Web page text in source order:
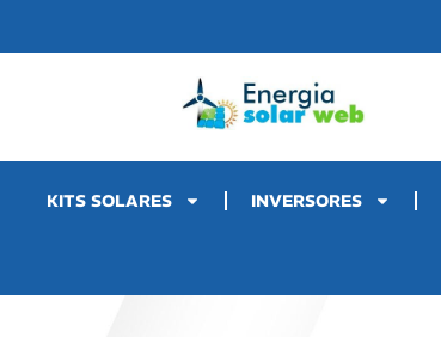
KITS SOLARES INVERSORES